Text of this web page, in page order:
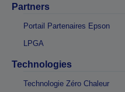
Partners
Portail Partenaires Epson
LPGA
Technologies
Technologie Zéro Chaleur